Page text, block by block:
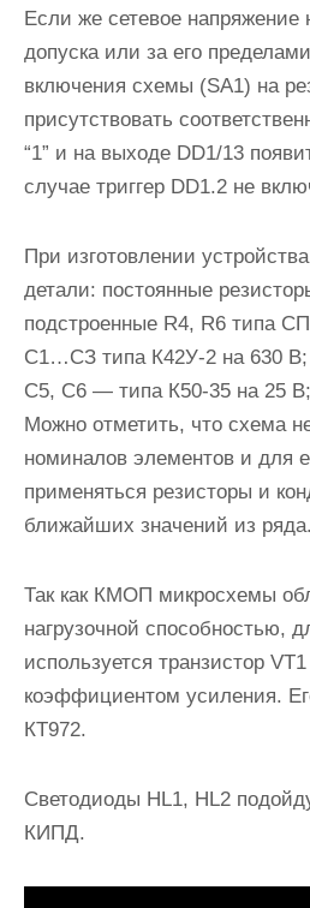
Если же сетевое напряжение
допуска или за его
включения схемы (SA1) на
присутствовать
“1” и на выходе DD1/13
случае триггер DD1.2 не
При изготовлении
детали: постоянные
подстроенные R4, R6 типа
С1…СЗ типа К42У-2 на 630
С5, С6 — типа К50-35 на 25
Можно отметить, что схема
номиналов элементов и для
применяться резисторы и
ближайших значений из ряда.
Так как КМОП микросхемы
нагрузочной способностью,
используется транзистор
коэффициентом усиления.
КТ972.
Светодиоды HL1, HL2
КИПД.